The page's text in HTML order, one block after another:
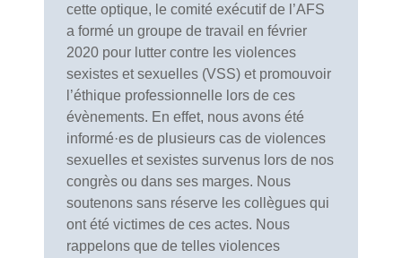
cette optique, le comité exécutif de l’AFS
a formé un groupe de travail en février
2020 pour lutter contre les violences
sexistes et sexuelles (VSS) et promouvoir
l’éthique professionnelle lors de ces
évènements. En effet, nous avons été
informé·es de plusieurs cas de violences
sexuelles et sexistes survenus lors de nos
congrès ou dans ses marges. Nous
soutenons sans réserve les collègues qui
ont été victimes de ces actes. Nous
rappelons que de telles violences